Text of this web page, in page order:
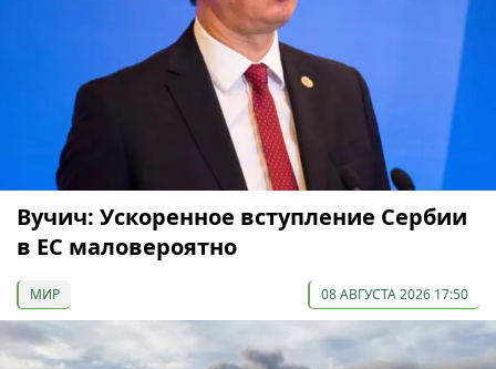
Вучич: Ускоренное вступление Сербии
в ЕС маловероятно
МИР 08 АВГУСТА 2026 17:50